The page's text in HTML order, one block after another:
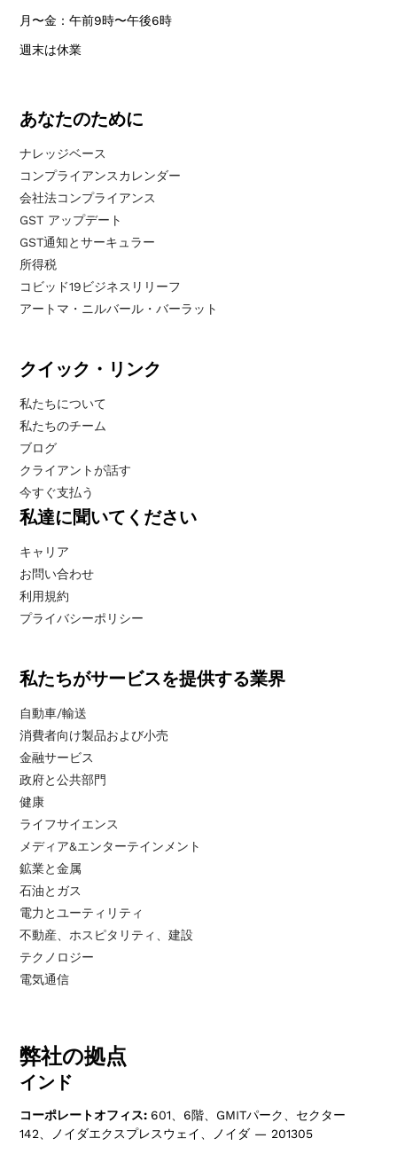
月〜金：午前9時〜午後6時
週末は休業
あなたのために
ナレッジベース
コンプライアンスカレンダー
会社法コンプライアンス
GST アップデート
GST通知とサーキュラー
所得税
コビッド19ビジネスリリーフ
アートマ・ニルバール・バーラット
クイック・リンク
私たちについて
私たちのチーム
ブログ
クライアントが話す
今すぐ支払う
私達に聞いてください
キャリア
お問い合わせ
利用規約
プライバシーポリシー
私たちがサービスを提供する業界
自動車/輸送
消費者向け製品および小売
金融サービス
政府と公共部門
健康
ライフサイエンス
メディア&エンターテインメント
鉱業と金属
石油とガス
電力とユーティリティ
不動産、ホスピタリティ、建設
テクノロジー
電気通信
弊社の拠点
インド
コーポレートオフィス: 601、6階、GMITパーク、セクター
142、ノイダエクスプレスウェイ、ノイダ — 201305